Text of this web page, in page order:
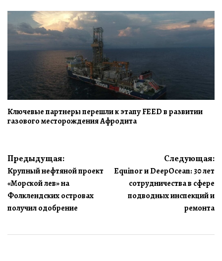
Ключевые партнеры перешли к этапу FEED в развитии
газового месторождения Афродита
Навигация
по
записям
Предыдущая:
Крупный нефтяной проект
«Морской лев» на
Фолклендских островах
получил одобрение
Следующая:
Equinor и DeepOcean: 30 лет
сотрудничества в сфере
подводных инспекций и
ремонта